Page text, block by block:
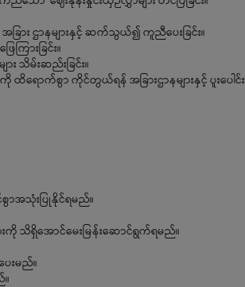
ြား ဌာနများနှင့် ဆက်သွယ်၍ ကူညီပေးခြင်း။
ကြားခြင်း။
ား သိမ်းဆည်းခြင်း။
းကို ထိရောက်စွာ ကိုင်တွယ်ရန် အခြားဌာနများနှင့် ပူးပေါင်း
င်စွာအသုံးပြုနိုင်ရမည်။
သိရှိအောင်မေးမြန်း‌ဆောင်ရွက်ရမည်။
ေးမည်။